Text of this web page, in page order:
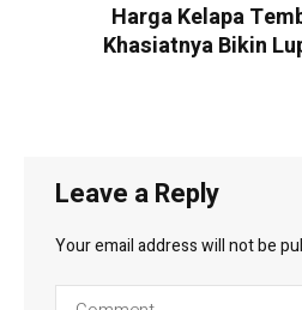
Harga Kelapa
Khasiatnya Bikin
Leave a Reply
Your email address will not be